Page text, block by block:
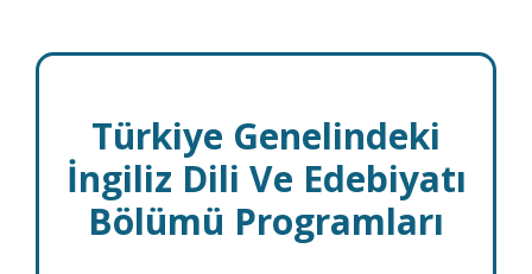
Türkiye Genelindeki
İngiliz Dili Ve Edebiyatı
Bölümü Programları